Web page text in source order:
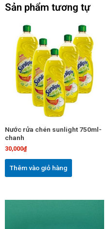
Sản phẩm tương tự
Nước rửa chén sunlight 750ml-
chanh
30,000₫
Thêm vào giỏ hàng